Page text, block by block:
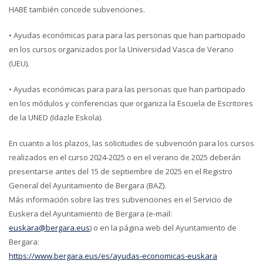
HABE también concede subvenciones.
• Ayudas económicas para para las personas que han participado
en los cursos organizados por la Universidad Vasca de Verano
(UEU).
• Ayudas económicas para para las personas que han participado
en los módulos y conferencias que organiza la Escuela de Escritores
de la UNED (Idazle Eskola).
En cuanto a los plazos, las solicitudes de subvención para los cursos
realizados en el curso 2024-2025 o en el verano de 2025 deberán
presentarse antes del 15 de septiembre de 2025 en el Registro
General del Ayuntamiento de Bergara (BAZ).
Más información sobre las tres subvenciones en el Servicio de
Euskera del Ayuntamiento de Bergara (e-mail:
euskara@bergara.eus) o en la página web del Ayuntamiento de
Bergara:
https://www.bergara.eus/es/ayudas-economicas-euskara